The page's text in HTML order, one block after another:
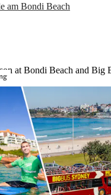
am Bondi Beach
at Bondi Beach and Big